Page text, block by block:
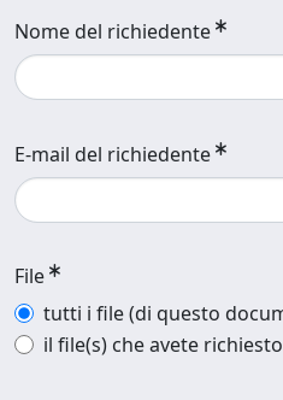
Nome del richiedente
E-mail del richiedente
File
tutti i file (di questo
il file(s) che avete richiesto